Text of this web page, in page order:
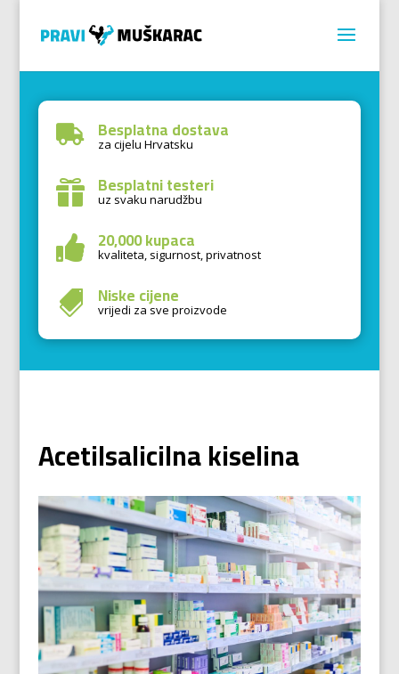
 Besplatna dostava
za cijelu Hrvatsku
 Besplatni testeri
uz svaku narudžbu
 20,000 kupaca
kvaliteta, sigurnost, privatnost
 Niske cijene
vrijedi za sve proizvode
Acetilsalicilna kiselina